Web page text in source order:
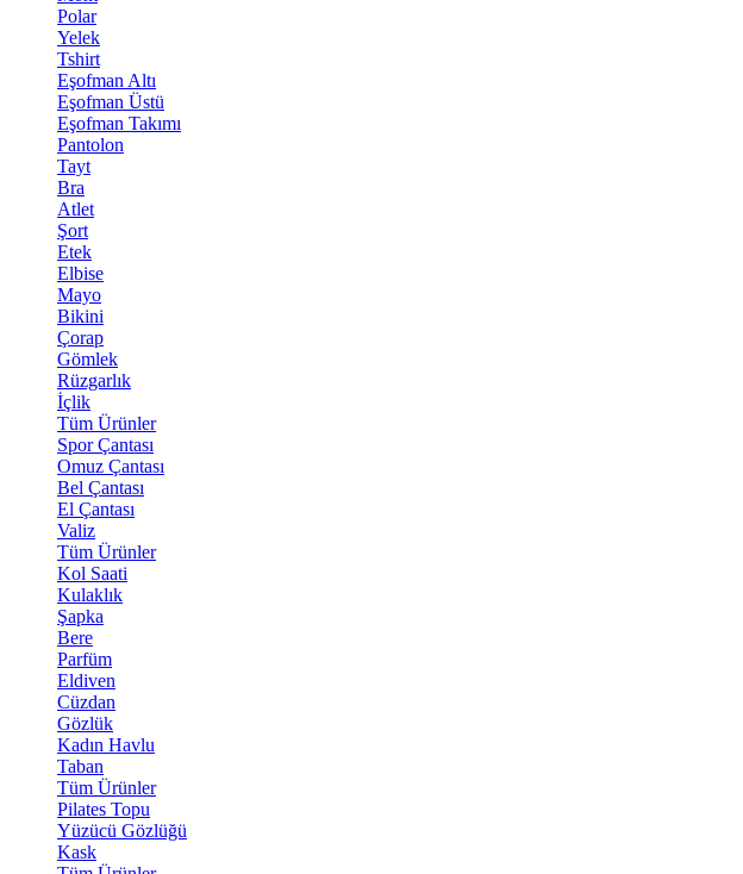
Polar
Yelek
Tshirt
Eşofman Altı
Eşofman Üstü
Eşofman Takımı
Pantolon
Tayt
Bra
Atlet
Şort
Etek
Elbise
Mayo
Bikini
Çorap
Gömlek
Rüzgarlık
İçlik
Tüm Ürünler
Spor Çantası
Omuz Çantası
Bel Çantası
El Çantası
Valiz
Tüm Ürünler
Kol Saati
Kulaklık
Şapka
Bere
Parfüm
Eldiven
Cüzdan
Gözlük
Kadın Havlu
Taban
Tüm Ürünler
Pilates Topu
Yüzücü Gözlüğü
Kask